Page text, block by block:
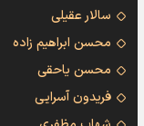
سالار عقیلی
محسن ابراهیم زاده
محسن یاحقی
فریدون آسرایی